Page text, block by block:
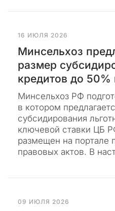
16 ИЮЛЯ 2026
Минсельхоз
размер
кредитов до 50%
Минсельхоз РФ
в котором
субсидирования
ключевой ставки ЦБ
размещен на портале
правовых актов. В
09 ИЮЛЯ 2026
т
а
ц
и
о
н
ы
й
у
р
о
С
н
е
п
о
к
а
з
ы
в
а
т
ь